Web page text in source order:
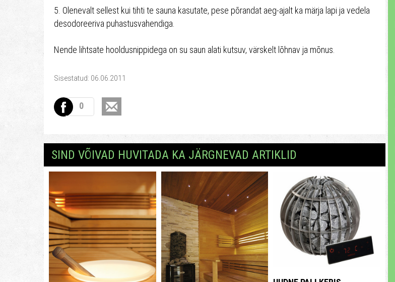
5. Olenevalt sellest kui tihti te sauna kasutate, pese põrandat aeg-ajalt ka märja lapi ja vedela
desodoreeriva puhastusvahendiga.
Nende lihtsate hooldusnippidega on su saun alati kutsuv, värskelt lõhnav ja mõnus.
Sisestatud: 06.06.2011
0
SIND VÕIVAD HUVITADA KA JÄRGNEVAD ARTIKLID